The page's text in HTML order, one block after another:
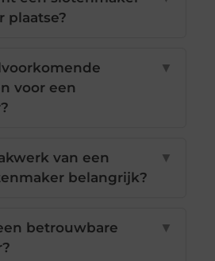
plaatse?
voor een
▼
van een
belangrijk?
▼
betrouwbare
▼